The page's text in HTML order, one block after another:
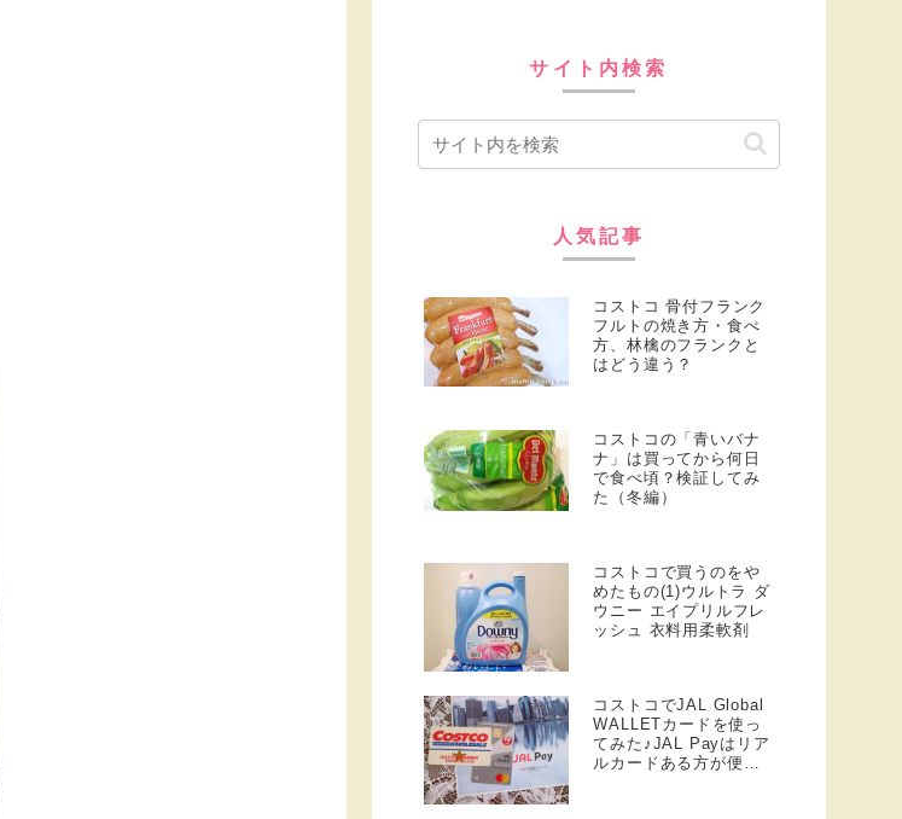
サイト内検索
人気記事
コストコ 骨付フランク
フルトの焼き方・食べ
方、林檎のフランクと
はどう違う？
コストコの「青いバナ
ナ」は買ってから何日
で食べ頃？検証してみ
た（冬編）
コストコで買うのをや
めたもの(1)ウルトラ ダ
ウニー エイプリルフレ
ッシュ 衣料用柔軟剤
コストコでJAL Global
WALLETカードを使っ
てみた♪JAL Payはリア
ルカードある方が便